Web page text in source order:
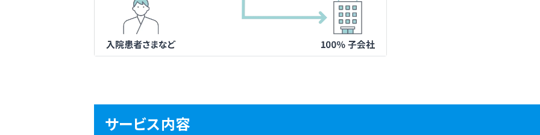
サービス内容